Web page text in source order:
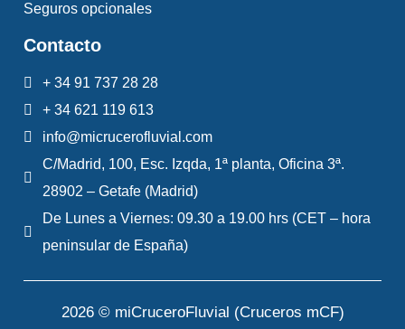
Cruiser
Premium 6/8
Personas
Descubre el barco
Cruiser
Seguros opcionales
Contacto
+ 34 91 737 28 28
+ 34 621 119 613
info@micrucerofluvial.com
C/Madrid, 100, Esc. Izqda, 1ª planta, Oficina 3ª.
28902 – Getafe (Madrid)
De Lunes a Viernes: 09.30 a 19.00 hrs (CET – hora
peninsular de España)
2026 © miCruceroFluvial (Cruceros mCF)